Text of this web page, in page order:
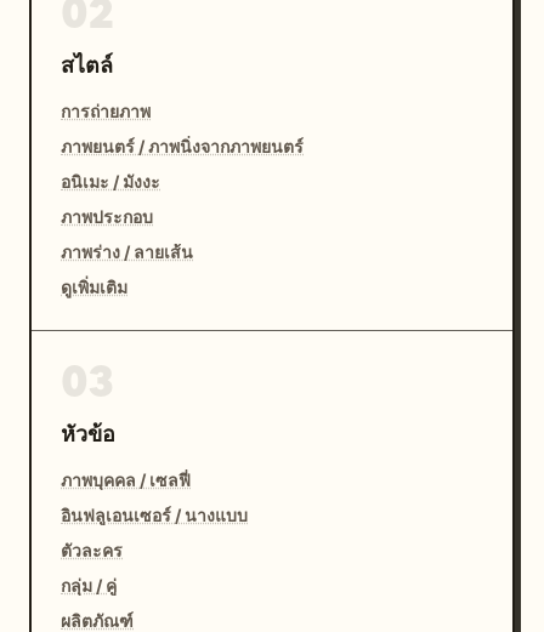
สไตล์
การถ่ายภาพ
ภาพยนตร์ / ภาพนิ่งจากภาพยนตร์
อนิเมะ / มังงะ
ภาพประกอบ
ภาพร่าง / ลายเส้น
ดูเพิ่มเติม
หัวข้อ
ภาพบุคคล / เซลฟี่
อินฟลูเอนเซอร์ / นางแบบ
ตัวละคร
กลุ่ม / คู่
ผลิตภัณฑ์